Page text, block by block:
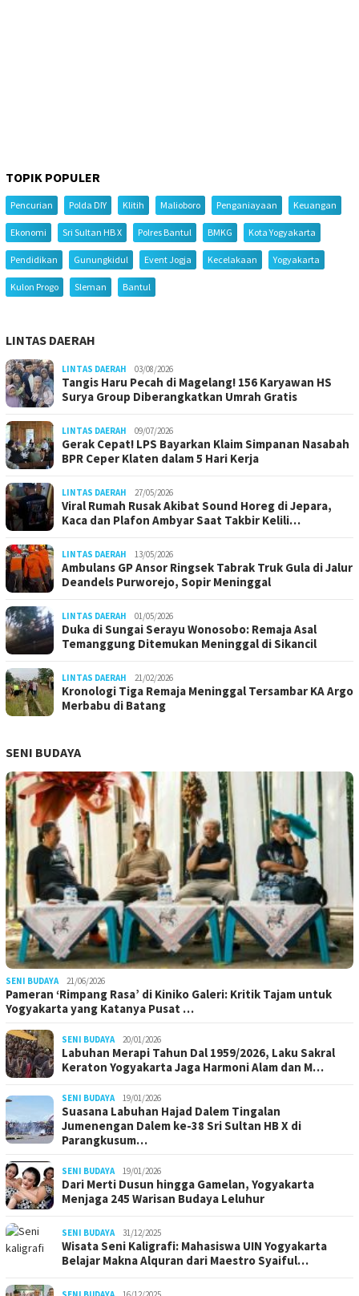
TOPIK POPULER
Pencurian Polda DIY Klitih Malioboro Penganiayaan Keuangan
Ekonomi Sri Sultan HB X Polres Bantul BMKG Kota Yogyakarta
Pendidikan Gunungkidul Event Jogja Kecelakaan Yogyakarta
Kulon Progo Sleman Bantul
LINTAS DAERAH
LINTAS DAERAH 03/08/2026
Tangis Haru Pecah di Magelang! 156 Karyawan HS
Surya Group Diberangkatkan Umrah Gratis
LINTAS DAERAH 09/07/2026
Gerak Cepat! LPS Bayarkan Klaim Simpanan Nasabah
BPR Ceper Klaten dalam 5 Hari Kerja
LINTAS DAERAH 27/05/2026
Viral Rumah Rusak Akibat Sound Horeg di Jepara,
Kaca dan Plafon Ambyar Saat Takbir Kelili…
LINTAS DAERAH 13/05/2026
Ambulans GP Ansor Ringsek Tabrak Truk Gula di Jalur
Deandels Purworejo, Sopir Meninggal
LINTAS DAERAH 01/05/2026
Duka di Sungai Serayu Wonosobo: Remaja Asal
Temanggung Ditemukan Meninggal di Sikancil
LINTAS DAERAH 21/02/2026
Kronologi Tiga Remaja Meninggal Tersambar KA Argo
Merbabu di Batang
SENI BUDAYA
SENI BUDAYA 21/06/2026
Pameran ‘Rimpang Rasa’ di Kiniko Galeri: Kritik Tajam untuk
Yogyakarta yang Katanya Pusat …
SENI BUDAYA 20/01/2026
Labuhan Merapi Tahun Dal 1959/2026, Laku Sakral
Keraton Yogyakarta Jaga Harmoni Alam dan M…
SENI BUDAYA 19/01/2026
Suasana Labuhan Hajad Dalem Tingalan
Jumenengan Dalem ke-38 Sri Sultan HB X di
Parangkusum…
SENI BUDAYA 19/01/2026
Dari Merti Dusun hingga Gamelan, Yogyakarta
Menjaga 245 Warisan Budaya Leluhur
SENI BUDAYA 31/12/2025
Wisata Seni Kaligrafi: Mahasiswa UIN Yogyakarta
Belajar Makna Alquran dari Maestro Syaiful…